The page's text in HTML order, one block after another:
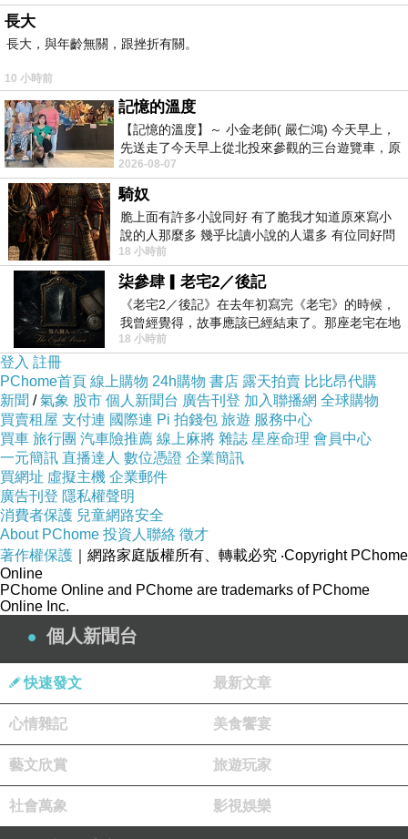
爸爸和媽媽以前讀的學校也有松鼠喔,而且我們的
學校是以松樹聞名的唷,爸爸和媽媽就相識在那萬
惡的淵藪~~
翰翰和祐伃在大草皮玩,兩個小朋友的家長是大學
同學,不過翰翰的爸爸不是敵對公司嗎?怎麼竟然
玩在一起~~
恰北北的祐伃對上不好惹的翰翰~祐伃心想虎父
無犬女(哇靠真的是虎父犬女),看我的厲害~
長大
長大，與年齡無關，跟挫折有關。
10 小時前
記憶的溫度
【記憶的溫度】～ 小金老師( 嚴仁鴻) 今天早上，
先送走了今天早上從北投來參觀的三台遊覽車，原
以為展場已經差不多要安靜下來，卻發
2026-08-07
騎奴
脆上面有許多小說同好 有了脆我才知道原來寫小
說的人那麼多 幾乎比讀小說的人還多 有位同好問
了一個問題 她說為什麼高中文學獎的
18 小時前
柒參肆▎老宅2／後記
《老宅2／後記》在去年初寫完《老宅》的時候，
我曾經覺得，故事應該已經結束了。那座老宅在地
震中倒塌，七個人終於離開那片黑暗，
18 小時前
登入 註冊
PChome首頁 線上購物 24h購物 書店 露天拍賣 比比昂代購
新聞 /氣象 股市 個人新聞台 廣告刊登 加入聯播網 全球購物
買賣租屋 支付連 國際連 Pi 拍錢包 旅遊 服務中心
買車 旅行團 汽車險推薦 線上麻將 雜誌 星座命理 會員中心
一元簡訊 直播達人 數位憑證 企業簡訊
買網址 虛擬主機 企業郵件
廣告刊登 隱私權聲明
消費者保護 兒童網路安全
About PChome 投資人聯絡 徵才
著作權保護 ｜網路家庭版權所有、轉載必究 ‧Copyright PChome
Online
PChome Online and PChome are trademarks of PChome
Online Inc.
個人新聞台
快速發文 最新文章
心情雜記 美食饗宴
藝文欣賞 旅遊玩家
社會萬象 影視娛樂